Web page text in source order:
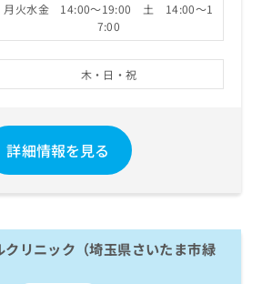
月火水金 14:00～19:00 土 14:00～1
7:00
木・日・祝
詳細情報を見る
リニック（埼玉県さいたま市緑